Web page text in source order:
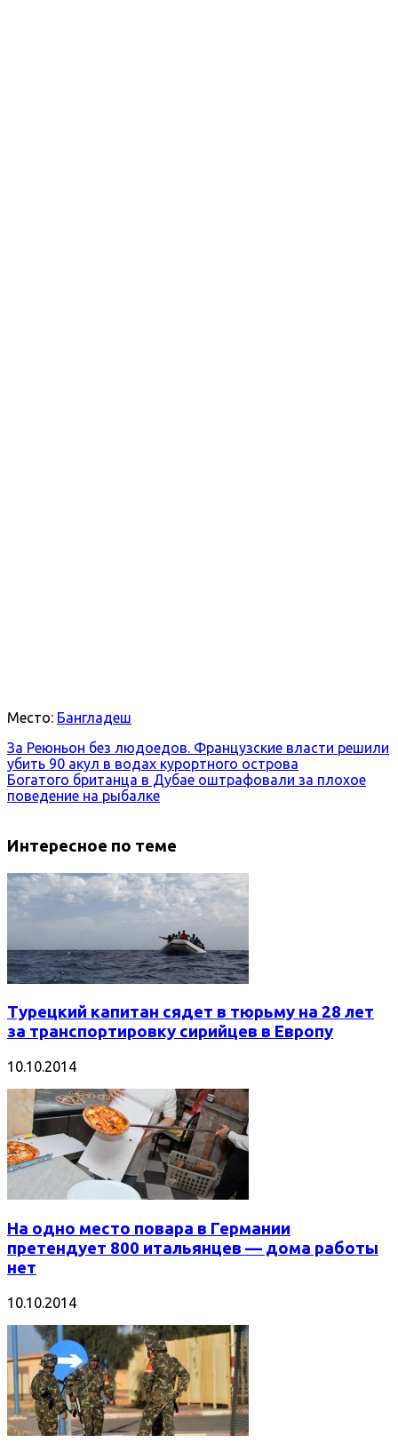
Место: Бангладеш
За Реюньон без людоедов. Французские власти решили
убить 90 акул в водах курортного острова
Богатого британца в Дубае оштрафовали за плохое
поведение на рыбалке
Интересное по теме
Турецкий капитан сядет в тюрьму на 28 лет
за транспортировку сирийцев в Европу
10.10.2014
На одно место повара в Германии
претендует 800 итальянцев — дома работы
нет
10.10.2014